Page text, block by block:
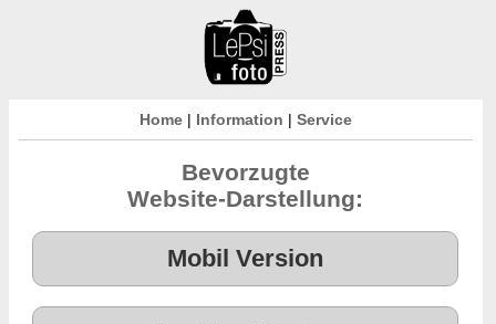
Home| Information | Service
Bevorzugte
Website-Darstellung: